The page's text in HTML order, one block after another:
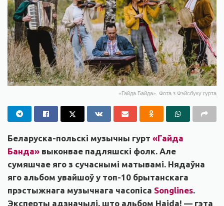
«Гайда Байда». Фота з Фэйсбуку гурта
Беларуска-польскі музычны гурт «Гайда
Банда» выконвае падляшскі фолк. Але
сумяшчае яго з сучаснымі матывамі. Нядаўна
яго альбом увайшоў у топ-10 брытанскага
прэстыжнага музычнага часопіса Songlines.
Эксперты адзначылі, што альбом Hajda! — гэта